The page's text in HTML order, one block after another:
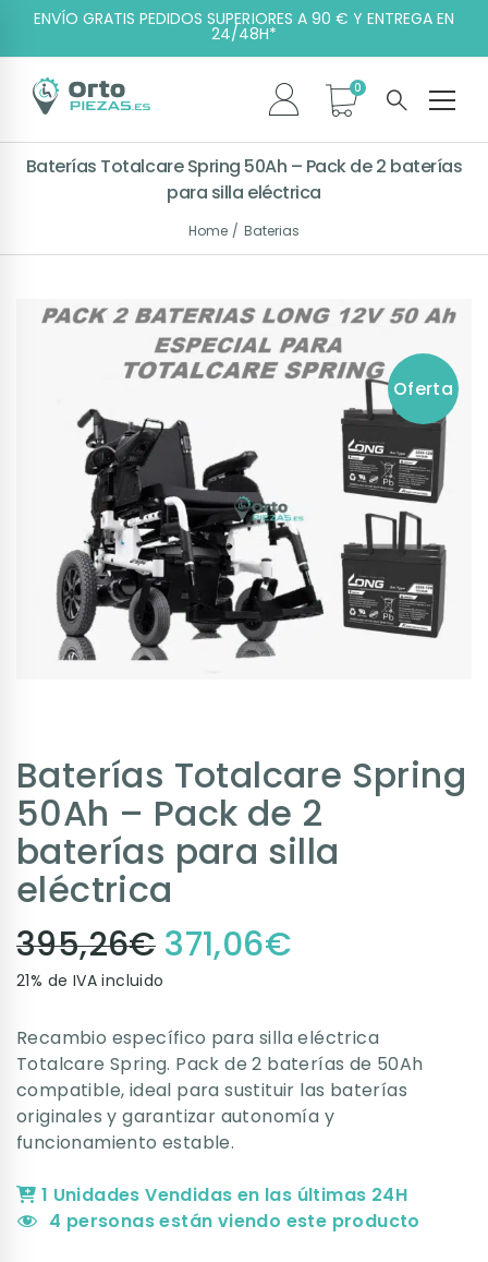
ENVÍO GRATIS PEDIDOS SUPERIORES A 90 € Y ENTREGA EN
24/48H*
Baterías Totalcare Spring 50Ah – Pack de 2 baterías
para silla eléctrica
Home Baterias
Oferta
Baterías Totalcare Spring
50Ah – Pack de 2
baterías para silla
eléctrica
395,26€ 371,06€
21% de IVA incluido
Recambio específico para silla eléctrica
Totalcare Spring. Pack de 2 baterías de 50Ah
compatible, ideal para sustituir las baterías
originales y garantizar autonomía y
funcionamiento estable.
1 Unidades Vendidas en las últimas 24H
4 personas están viendo este producto